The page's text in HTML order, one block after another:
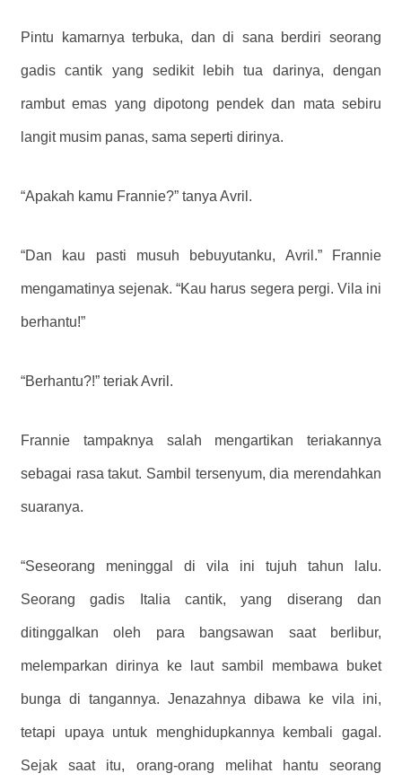
Pintu kamarnya terbuka, dan di sana berdiri seorang
gadis cantik yang sedikit lebih tua darinya, dengan
rambut emas yang dipotong pendek dan mata sebiru
langit musim panas, sama seperti dirinya.
“Apakah kamu Frannie?” tanya Avril.
“Dan kau pasti musuh bebuyutanku, Avril.” Frannie
mengamatinya sejenak. “Kau harus segera pergi. Vila ini
berhantu!”
“Berhantu?!” teriak Avril.
Frannie tampaknya salah mengartikan teriakannya
sebagai rasa takut. Sambil tersenyum, dia merendahkan
suaranya.
“Seseorang meninggal di vila ini tujuh tahun lalu.
Seorang gadis Italia cantik, yang diserang dan
ditinggalkan oleh para bangsawan saat berlibur,
melemparkan dirinya ke laut sambil membawa buket
bunga di tangannya. Jenazahnya dibawa ke vila ini,
tetapi upaya untuk menghidupkannya kembali gagal.
Sejak saat itu, orang-orang melihat hantu seorang